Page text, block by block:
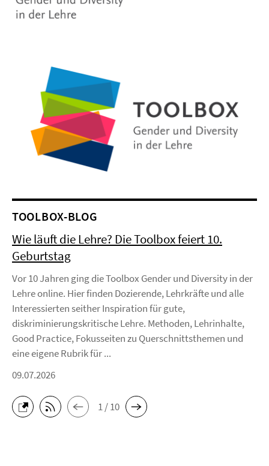
TOOLBOX-BLOG
Wie läuft die Lehre? Die Toolbox feiert 10.
Geburtstag
Vor 10 Jahren ging die Toolbox Gender und Diversity in der
Lehre online. Hier finden Dozierende, Lehrkräfte und alle
Interessierten seither Inspiration für gute,
diskriminierungskritische Lehre. Methoden, Lehrinhalte,
Good Practice, Fokusseiten zu Querschnittsthemen und
eine eigene Rubrik für ...
09.07.2026
1 / 10